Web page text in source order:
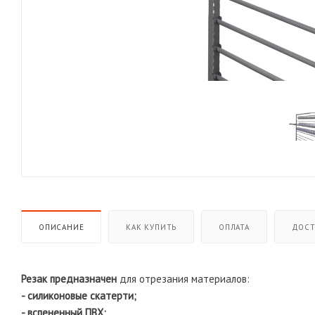
ОПИСАНИЕ КАК КУПИТЬ ОПЛАТА
Резак предназначен для отрезания материалов:
- силиконовые скатерти;